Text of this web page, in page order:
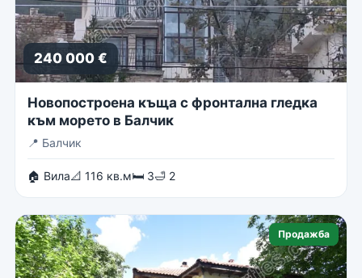
240 000 €
Новопостроена къща с фронтална гледка
към морето в Балчик
📍 Балчик
🏠 Вила📐 116 кв.м🛏 3🛁 2
Продажба